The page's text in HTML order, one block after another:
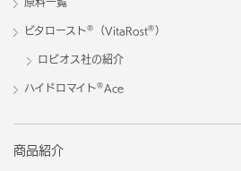
ビタロースト® （VitaRost® ）
ロビオス社の紹介
ハイドロマイト® Ace
商品紹介